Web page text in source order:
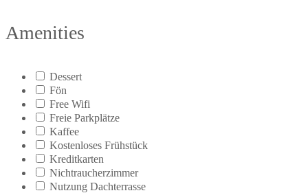
Amenities
Dessert
Fön
Free Wifi
Freie Parkplätze
Kaffee
Kostenloses Frühstück
Kreditkarten
Nichtraucherzimmer
Nutzung Dachterrasse